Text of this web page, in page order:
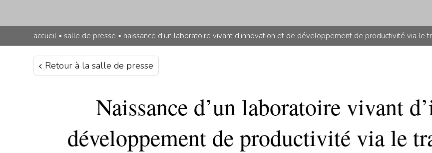
accueil ▪ salle de presse ▪ naissance d’un laboratoire vivant d’innovation et de développement de productivité via le
Retour à la salle de presse
Naissance d’un laboratoire vivant
développement de productivité via le